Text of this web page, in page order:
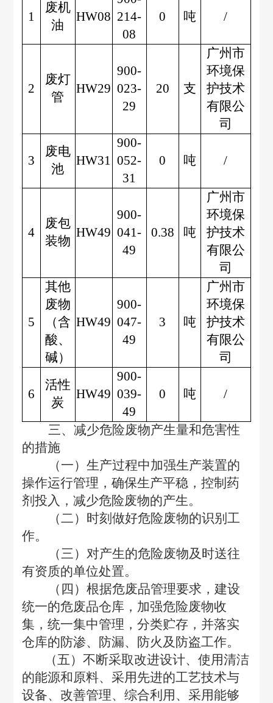
1
废机
油
HW08 214-
08
0 吨 /
2
废灯
管
HW29
900-
023-
29
20 支
广州市
环境保
护技术
有限公
司
3
废电
池
HW31
900-
052-
31
0 吨 /
4
废包
装物
HW49
900-
041-
49
0.38 吨
广州市
环境保
护技术
有限公
司
5
其他
废物
（含
酸、
碱）
HW49
900-
047-
49
3 吨
广州市
环境保
护技术
有限公
司
6
活性
炭
HW49
900-
039-
49
0 吨 /
三、减少危险废物产生量和危害性
的措施
（一）生产过程中加强生产装置的
操作运行管理，确保生产平稳，控制药
剂投入，减少危险废物的产生。
（二）时刻做好危险废物的识别工
作。
（三）对产生的危险废物及时送往
有资质的单位处置。
（四）根据危废品管理要求，建设
统一的危废品仓库，加强危险废物收
集，统一集中管理，分类贮存，并落实
仓库的防渗、防漏、防火及防盗工作。
（五）不断采取改进设计、使用清洁
的能源和原料、采用先进的工艺技术与
设备、改善管理、综合利用、采用能够